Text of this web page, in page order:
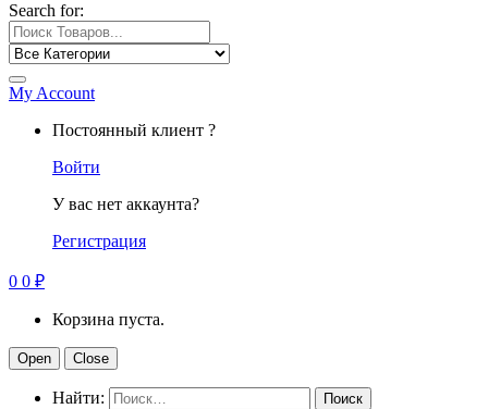
Search for:
My Account
Постоянный клиент ?
Войти
У вас нет аккаунта?
Регистрация
0 0 ₽
Корзина пуста.
Open Close
Найти: